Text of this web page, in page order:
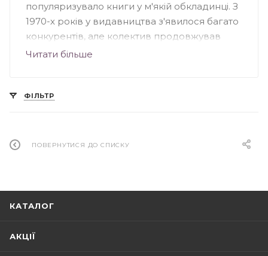
популяризувало книги у м'якій обкладинці. З
1970-х років у видавництва з'явилося багато
конкурентів, але колектив продовжував
випускати серйозні книги для широкого
науково-популярних творах, особливе
сьогоднішній день «Penguin Books» - це
Читати більше
ФІЛЬТР
ПОВЕРНУТИСЯ ДО СПИСКУ
КАТАЛОГ
АКЦІЇ